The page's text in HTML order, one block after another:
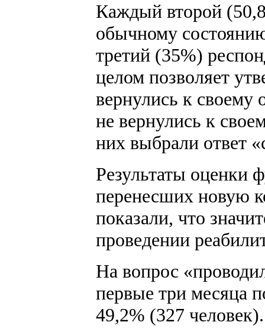
Каждый второй
обычному
третий (35%)
целом позволяет
вернулись к
не вернулись к
них выбрали ответ
Результаты оценки
перенесших новую
показали, что
проведении
На вопрос
первые три месяца
49,2% (327 человек).